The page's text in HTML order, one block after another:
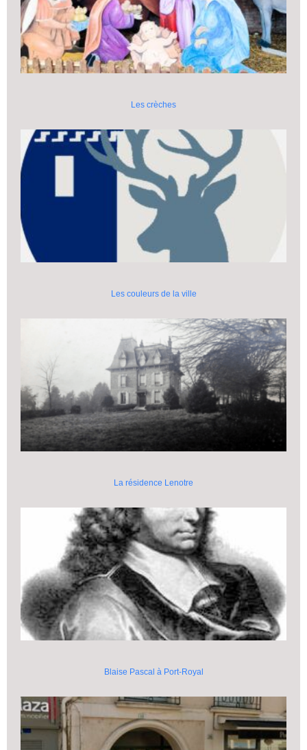
Les crèches
Les couleurs de la ville
La résidence Lenotre
Blaise Pascal à Port-Royal